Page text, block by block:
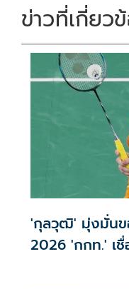
ข่าวที่เกี่ยว
'กุลวุฒิ' มุ่งมั่นข
2026 'กกท.' เ